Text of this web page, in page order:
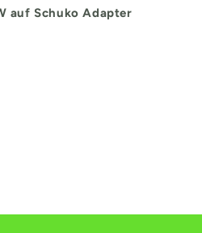
auf Schuko Adapter